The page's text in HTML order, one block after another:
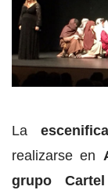
La
realizarse en
grupo Cartel